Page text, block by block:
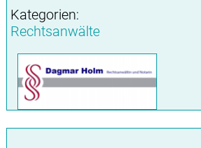
Kategorien:
Rechtsanwälte